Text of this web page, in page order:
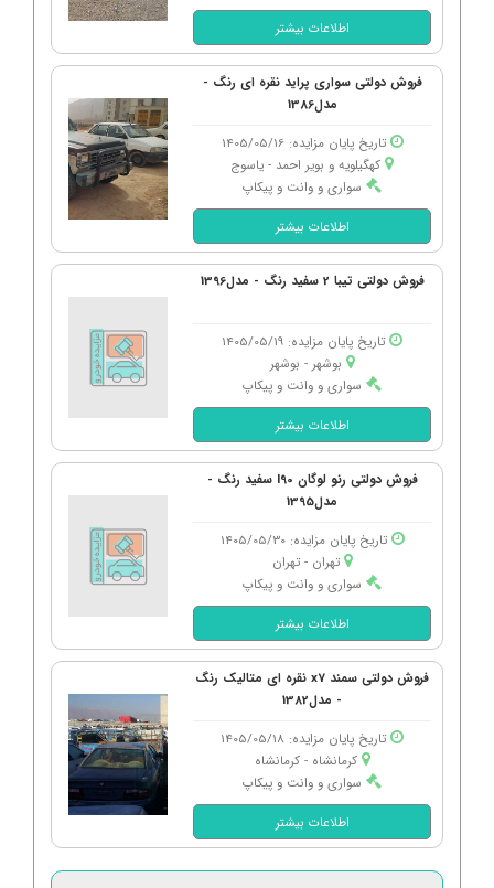
اطلاعات بیشتر
فروش دولتی سواری پراید نقره ای رنگ -
مدل1386
تاریخ پایان مزایده: 1405/05/16
کهگیلویه و بویر احمد - یاسوج
سواری و وانت و پیکاپ
اطلاعات بیشتر
فروش دولتی تیبا 2 سفید رنگ - مدل1396
تاریخ پایان مزایده: 1405/05/19
بوشهر - بوشهر
سواری و وانت و پیکاپ
اطلاعات بیشتر
فروش دولتی رنو لوگان l90 سفید رنگ -
مدل1395
تاریخ پایان مزایده: 1405/05/30
تهران - تهران
سواری و وانت و پیکاپ
اطلاعات بیشتر
فروش دولتی سمند x7 نقره ای متالیک رنگ
- مدل1382
تاریخ پایان مزایده: 1405/05/18
کرمانشاه - كرمانشاه
سواری و وانت و پیکاپ
اطلاعات بیشتر